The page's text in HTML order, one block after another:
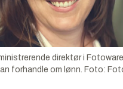
direktør i
forhandle om lønn. Foto: